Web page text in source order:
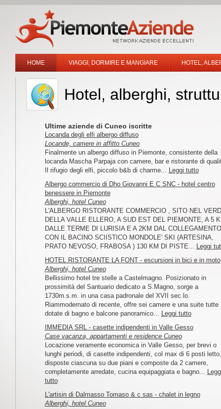
HOME VIAGGI, DORMIRE E MANGIARE HOTEL,
Hotel, alberghi,
Ultime aziende di Cuneo iscritte
Locanda degli elfi albergo diffuso
Locande, camere in affitto Cuneo
Finalmente un albergo diffuso in Piemonte, consistente della
locanda Mascha Parpaja con camere, bar e ristorante di
Il rifugio degli elfi, piccolo b&b di charme... Leggi tutto
Albergo commercio di Dho Giovanni E C SNC - hotel centro
benessere in Piemonte
Alberghi, hotel Cuneo
L'ALBERGO RISTORANTE COMMERCIO , SITO NEL
DELLA VALLE ELLERO, A SUD EST DEL PIEMONTE, A 5
DALLE TERME DI LURISIA E A 2KM DAL COLLEGAMENTO
CON IL BACINO SCIISTICO MONDOLE' SKI (ARTESINA,
PRATO NEVOSO, FRABOSA ) 130 KM DI PISTE... Leggi
HOTEL RISTORANTE LA FONT - escursioni in bici e in moto
Alberghi, hotel Cuneo
Bellissimo hotel tre stelle a Castelmagno. Posizionato in
prossimità del Santuario dedicato a S.Magno, sorge a
1730m.s.m. in una casa padronale del XVII sec.lo.
Riammodernato di recente, offre sei camere e una suite tutte
dotate di bagno e balcone panoramico... Leggi tutto
IMMEDIA SRL - casette indipendenti in Valle Gesso
Case vacanza, appartamenti e residence Cuneo
Locazione veramente economica in Valle Gesso, per brevi o
lunghi periodi, di casette indipendenti, col max di 6 posti letto,
disposte ciascuna su due piani e composte da 2 camere,
completamente arredate, cucina equipaggiata e bagno...
tutto
L'artisin di Dalmasso Tomaso & c sas - chalet in legno
Alberghi, hotel Cuneo